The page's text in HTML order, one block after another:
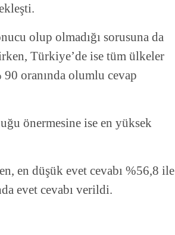
olup olmadığı sorusuna da
Türkiye’de ise tüm ülkeler
90 oranında olumlu cevap
önermesine ise en yüksek
en düşük evet cevabı %56,8 ile
evet cevabı verildi.